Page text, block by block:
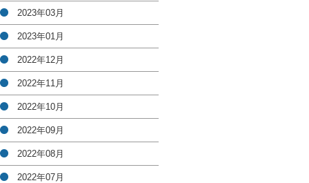
2023年03月
2023年01月
2022年12月
2022年11月
2022年10月
2022年09月
2022年08月
2022年07月